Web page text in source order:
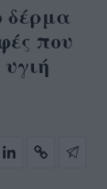
δέρμα
που